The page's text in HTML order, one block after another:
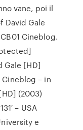
vane, poi il
David Gale
Cineblog.
Gale [HD]
Cineblog – in
(2003)
– USA
e